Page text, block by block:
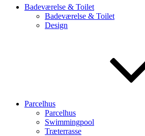
Badeværelse & Toilet
Badeværelse & Toilet
Design
Parcelhus
Parcelhus
Swimmingpool
Træterrasse